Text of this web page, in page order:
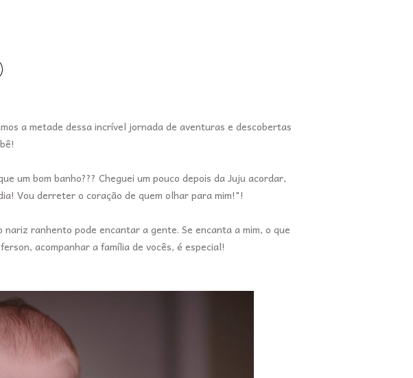
a metade dessa incrível jornada de aventuras e descobertas
um bom banho??? Cheguei um pouco depois da Juju acordar,
Vou derreter o coração de quem olhar para mim!"!
ranhento pode encantar a gente. Se encanta a mim, o que
acompanhar a família de vocês, é especial!